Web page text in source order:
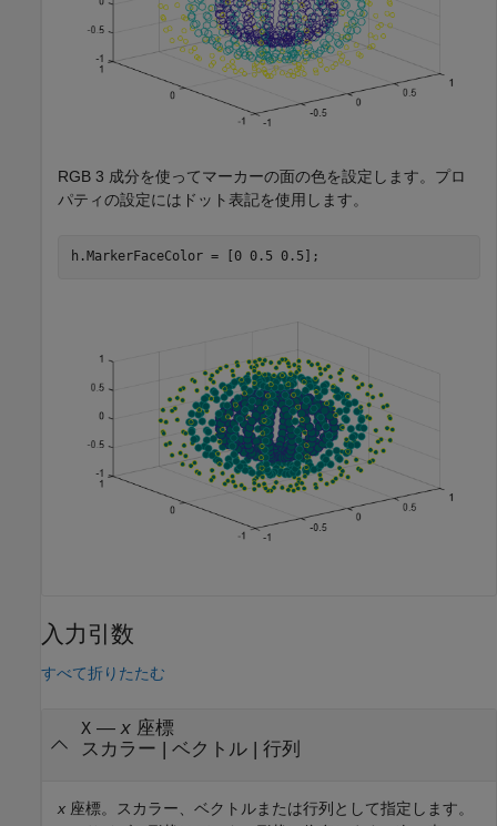
RGB 3 成分を使ってマーカーの面の色を設定します。プロ
パティの設定にはドット表記を使用します。
h.MarkerFaceColor = [0 0.5 0.5];
入力引数
すべて折りたたむ
X—x座標
スカラー
ベクトル| 行列
x 座標。スカラー、ベクトルまたは行列として指定します。